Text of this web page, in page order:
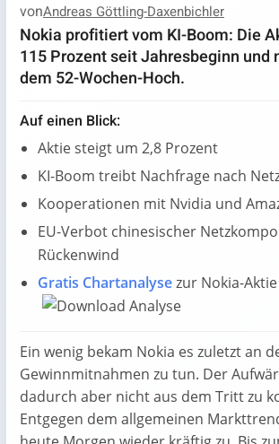
vonAndreas Göttling-Daxenbichler
Nokia profitiert vom KI-Boom: Die
115 Prozent seit Jahresbeginn und
dem 52-Wochen-Hoch.
Auf einen Blick:
Aktie steigt um 2,8 Prozent
KI-Boom treibt Nachfrage nach
Kooperationen mit Nvidia und
EU-Verbot chinesischer
Rückenwind
Gratis Chartanalysezur Nokia-Aktie
Ein wenig bekam Nokia es zuletzt an
Gewinnmitnahmen zu tun. Der
dadurch aber nicht aus dem Tritt zu
Entgegen dem allgemeinen